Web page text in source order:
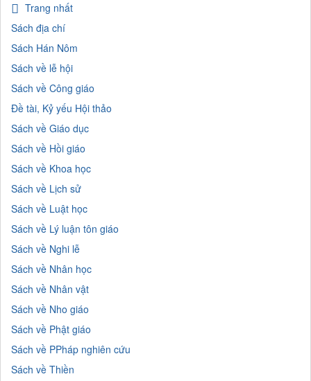
Trang nhất
Sách địa chí
Sách Hán Nôm
Sách về lễ hội
Sách về Công giáo
Đề tài, Kỷ yếu Hội thảo
Sách về Giáo dục
Sách về Hồi giáo
Sách về Khoa học
Sách về Lịch sử
Sách về Luật học
Sách về Lý luận tôn giáo
Sách về Nghi lễ
Sách về Nhân học
Sách về Nhân vật
Sách về Nho giáo
Sách về Phật giáo
Sách về PPháp nghiên cứu
Sách về Thiền